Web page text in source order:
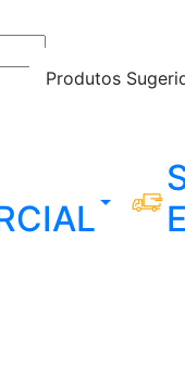
Produtos